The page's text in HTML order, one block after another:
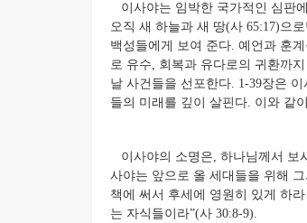
이사야는 임박한 국가적인 심판
오직 새 하늘과 새 땅(사 65:17)으
백성들에게 보여 준다. 예언과 훈
로 유수, 회복과 유다로의 귀환까
날 사건들을 선포한다. 1-39장은
들의 미래를 깊이 살핀다. 이와 같
이사야의 소명은, 하나님께서 보
사야는 앞으로 올 세대들을 위해
책에 써서 후세에 영원히 있게 하
는 자식들이라”(사 30:8-9).